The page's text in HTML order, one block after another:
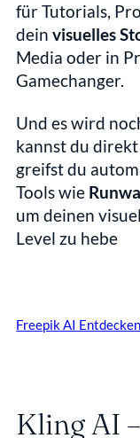
für Tutorials,
dein visuelles
Media oder in
Gamechanger.
Und es wird
kannst du
greifst du
Tools wie
um deinen
Level zu hebe
Freepik AI Entdecken
Kling AI